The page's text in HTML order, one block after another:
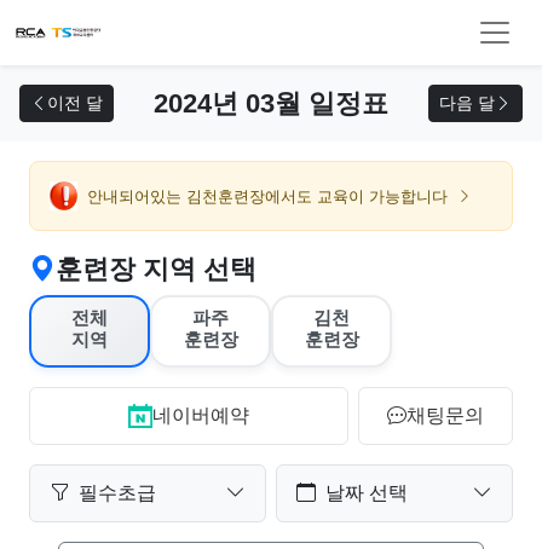
이전 달 2024년 03월 일정표 다음 달
안내되어있는 김천훈련장에서도 교육이 가능합니다
훈련장 지역 선택
전체
지역
파주
훈련장
김천
훈련장
네이버예약 채팅문의
필수초급 날짜 선택